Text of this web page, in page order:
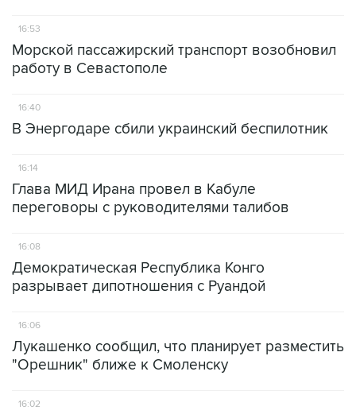
16:53
Морской пассажирский транспорт возобновил
работу в Севастополе
16:40
В Энергодаре сбили украинский беспилотник
16:14
Глава МИД Ирана провел в Кабуле
переговоры с руководителями талибов
16:08
Демократическая Республика Конго
разрывает дипотношения с Руандой
16:06
Лукашенко сообщил, что планирует разместить
"Орешник" ближе к Смоленску
16:02